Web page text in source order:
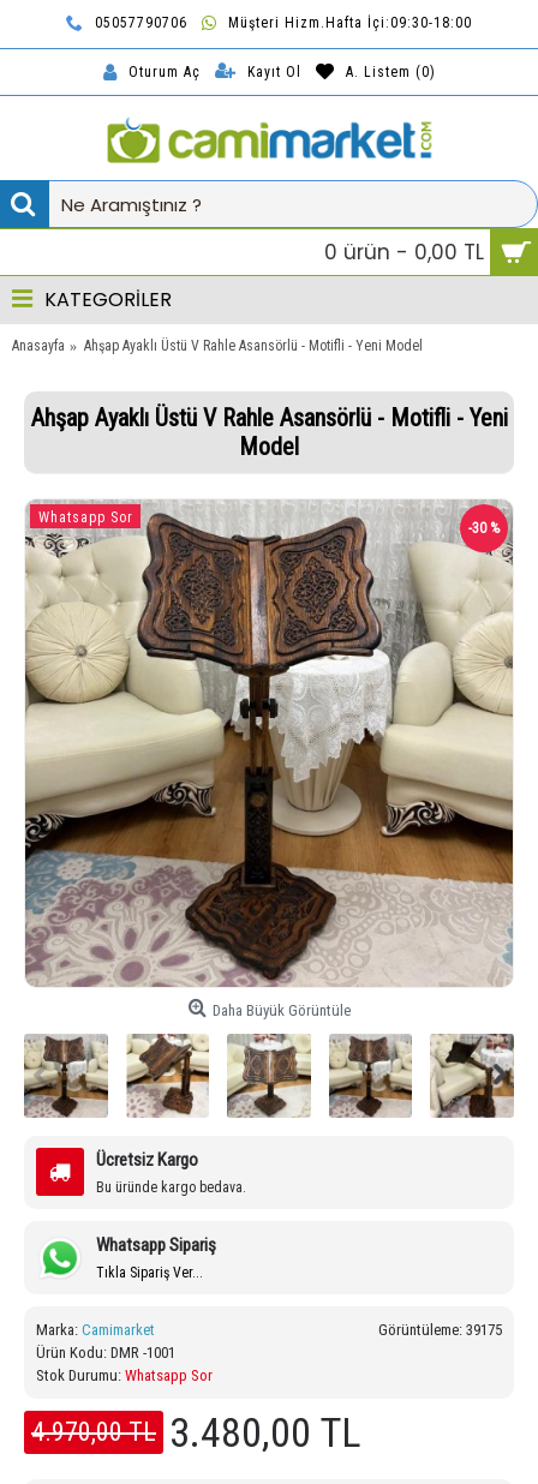
05057790706 Müşteri Hizm.Hafta İçi:09:30-18:00
Oturum Aç Kayıt Ol A. Listem (0)
0 ürün - 0,00 TL
KATEGORİLER
Anasayfa Ahşap Ayaklı Üstü V Rahle Asansörlü - Motifli - Yeni Model
Ahşap Ayaklı Üstü V Rahle Asansörlü - Motifli - Yeni
Model
-30 %
Whatsapp Sor
Daha Büyük Görüntüle
Ücretsiz Kargo
Bu üründe kargo bedava.
Whatsapp Sipariş
Tıkla Sipariş Ver...
Görüntüleme: 39175
Marka: Camimarket
Ürün Kodu: DMR -1001
Stok Durumu: Whatsapp Sor
4.970,00 TL 3.480,00 TL